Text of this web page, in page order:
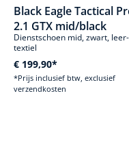
Gemiddelde waardering
Black Eagle Tactical
2.1 GTX mid/black
Dienstschoen mid, zwart, leer-
textiel
€ 199,90*
*Prijs inclusief btw, exclusief
verzendkosten